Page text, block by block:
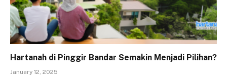
Hartanah di Pinggir Bandar Semakin Menjadi Pilihan?
January 12, 2025